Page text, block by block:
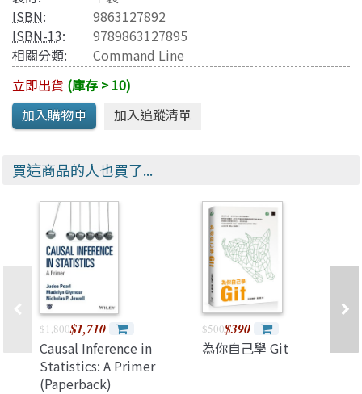
ISBN:
9863127892
ISBN-13:
9789863127895
相關分類:
Command Line
立即出貨 (庫存 > 10)
買這商品的人也買了...
$1,800$1,710
Causal Inference in
Statistics: A Primer
(Paperback)
$500$390
為你自己學 Git